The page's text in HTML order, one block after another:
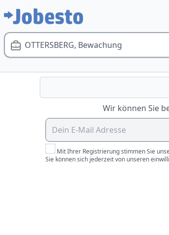
OTTERSBERG, Bewachung
Wir können Sie
Mit Ihrer Registrierung stimmen Sie
Sie können sich jederzeit von unseren